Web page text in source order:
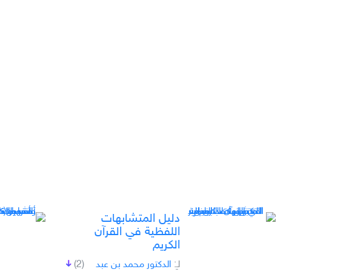
دليل المتشابهات
اللفظية في القرآن
الكريم
(2) لـِ: الدكتور محمد بن عبد